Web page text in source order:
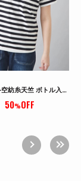
USコットン14/-空紡糸天竺 ボトル入りボーダーVネックTシャツ
50%OFF